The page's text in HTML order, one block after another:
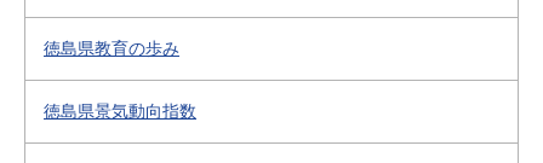
徳島県教育の歩み
徳島県景気動向指数